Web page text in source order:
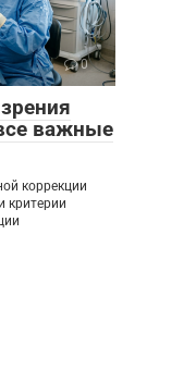
0
важные
коррекции
критерии